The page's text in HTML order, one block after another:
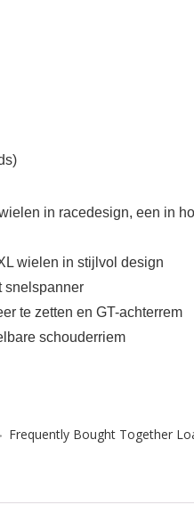
in racedesign, een in
wielen in stijlvol design
snelspanner
te zetten en GT-achterrem
schouderriem
Frequently Bought Together